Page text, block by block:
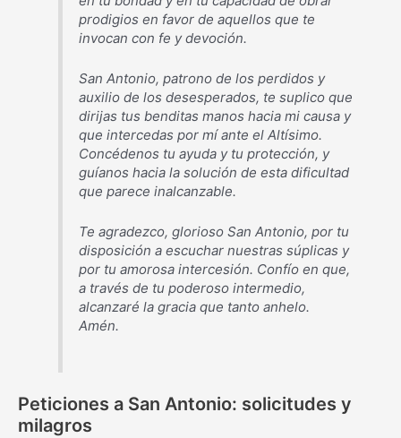
prodigios en favor de aquellos que te
invocan con fe y devoción.
San Antonio, patrono de los perdidos y
auxilio de los desesperados, te suplico que
dirijas tus benditas manos hacia mi causa y
que intercedas por mí ante el Altísimo.
Concédenos tu ayuda y tu protección, y
guíanos hacia la solución de esta dificultad
que parece inalcanzable.
Te agradezco, glorioso San Antonio, por tu
disposición a escuchar nuestras súplicas y
por tu amorosa intercesión. Confío en que,
a través de tu poderoso intermedio,
alcanzaré la gracia que tanto anhelo.
Amén.
Peticiones a San Antonio: solicitudes y
milagros